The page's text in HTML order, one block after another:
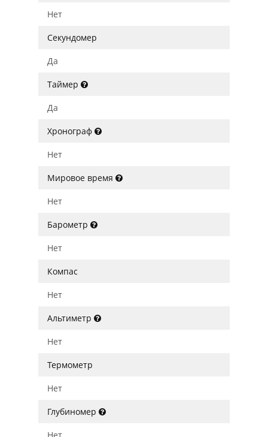
Нет
Секундомер
Да
Таймер
Да
Хронограф
Нет
Мировое время
Нет
Барометр
Нет
Компас
Нет
Альтиметр
Нет
Термометр
Нет
Глубиномер